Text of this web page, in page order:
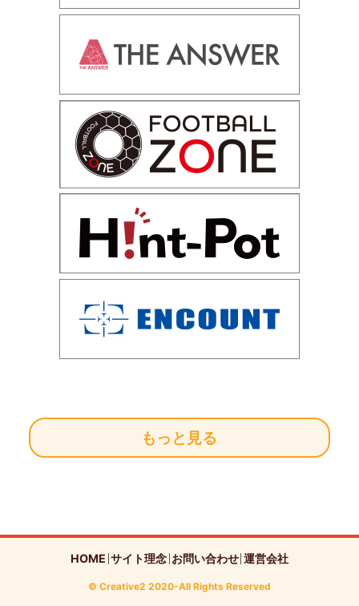
もっと見る
HOME サイト理念 お問い合わせ 運営会社
© Creative2 2020-All Rights Reserved